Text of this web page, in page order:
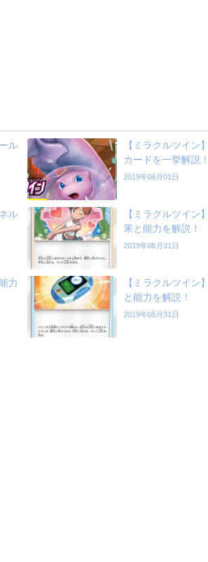
ル
【ミラクルツイン
カードを一挙解説！
2019年06月01日
ル
【ミラクルツイン
果と能力を解説！
2019年05月31日
力
【ミラクルツイン
と能力を解説！
2019年05月31日